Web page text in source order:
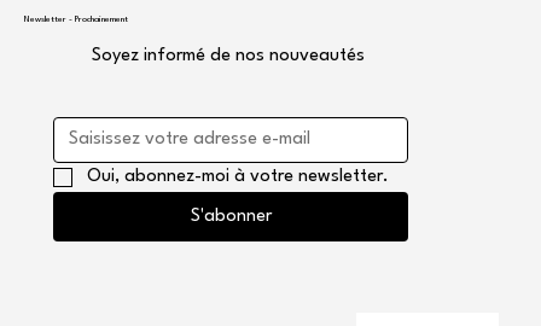
Newsletter - Prochainement
Soyez informé de nos nouveautés
Oui, abonnez-moi à votre newsletter.
S'abonner